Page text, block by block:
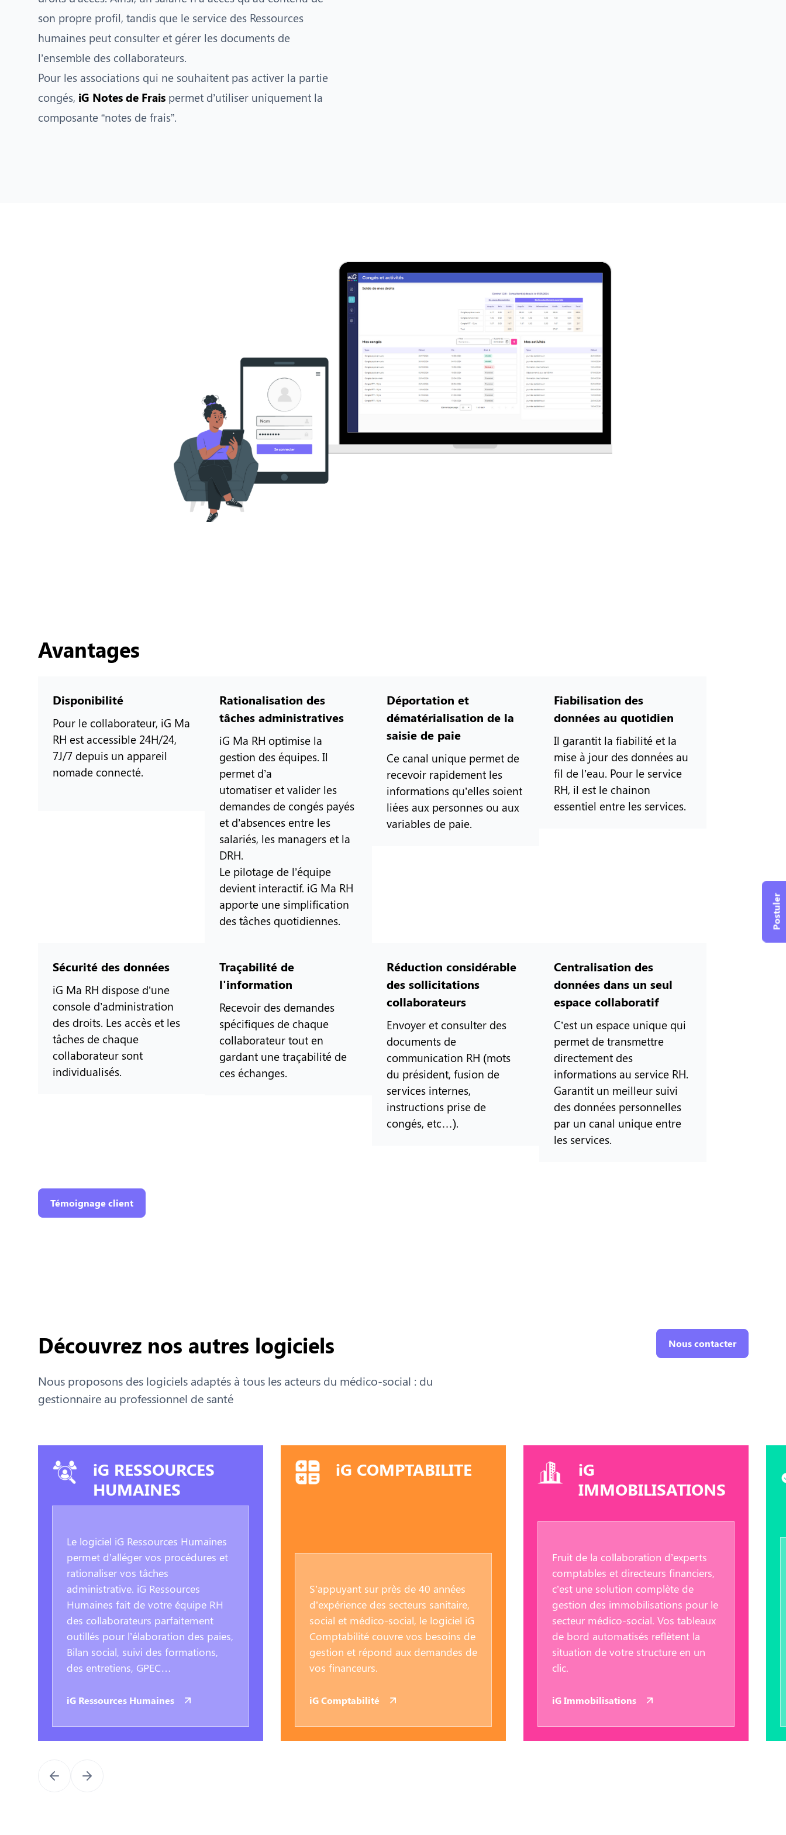
Postuler
son propre profil, tandis que le service des Ressources
humaines peut consulter et gérer les documents de
l’ensemble des collaborateurs.
Pour les associations qui ne souhaitent pas activer la partie
congés, iG Notes de Fraispermet d’utiliser uniquement la
composante “notes de frais”.
Avantages
Disponibilité
Pour le collaborateur, iG Ma
RH est accessible 24H/24,
7J/7 depuis un appareil
nomade connecté.
Rationalisation des
tâches administratives
iG Ma RH optimise la
gestion des équipes. Il
permet d’a
utomatiser et valider les
demandes de congés payés
et d’absences entre les
salariés, les managers et la
DRH.
Le pilotage de l’équipe
devient interactif. iG Ma RH
apporte une simplification
des tâches quotidiennes.
Déportation et
dématérialisation de la
saisie de paie
Ce canal unique permet de
recevoir rapidement les
informations qu’elles soient
liées aux personnes ou aux
variables de paie.
Fiabilisation des
données au quotidien
Il garantit la fiabilité et la
mise à jour des données au
fil de l’eau. Pour le service
RH, il est le chainon
essentiel entre les services.
Sécurité des données
iG Ma RH dispose d’une
console d’administration
des droits. Les accès et les
tâches de chaque
collaborateur sont
individualisés.
Traçabilité de
l'information
Recevoir des demandes
spécifiques de chaque
collaborateur tout en
gardant une traçabilité de
ces échanges.
Réduction considérable
des sollicitations
collaborateurs
Envoyer et consulter des
documents de
communication RH (mots
du président, fusion de
services internes,
instructions prise de
congés, etc…).
Centralisation des
données dans un seul
espace collaboratif
C’est un espace unique qui
permet de transmettre
directement des
informations au service RH.
Garantit un meilleur suivi
des données personnelles
par un canal unique entre
les services.
Témoignage client
Découvrez nos autres logiciels
Nous proposons des logiciels adaptés à tous les acteurs du médico-social : du
gestionnaire au professionnel de santé
Nous contacter
iG RESSOURCES
HUMAINES
Le logiciel iG Ressources Humaines
permet d’alléger vos procédures et
rationaliser vos tâches
administrative. iG Ressources
Humaines fait de votre équipe RH
des collaborateurs parfaitement
outillés pour l’élaboration des paies,
Bilan social, suivi des formations,
des entretiens, GPEC…
iG Ressources Humaines
iG COMPTABILITE
S’appuyant sur près de 40 années
d’expérience des secteurs sanitaire,
social et médico-social, le logiciel iG
Comptabilité couvre vos besoins de
gestion et répond aux demandes de
vos financeurs.
iG Comptabilité
iG
IMMOBILISATIONS
Fruit de la collaboration d’experts
comptables et directeurs financiers,
c’est une solution complète de
gestion des immobilisations pour le
secteur médico-social. Vos tableaux
de bord automatisés reflètent la
situation de votre structure en un
clic.
iG Immobilisations